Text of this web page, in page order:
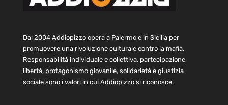
Dal 2004 Addiopizzo opera a Palermo e in Sicilia per
promuovere una rivoluzione culturale contro la mafia.
Responsabilità individuale e collettiva, partecipazione,
libertà, protagonismo giovanile, solidarietà e giustizia
sociale sono i valori in cui Addiopizzo si riconosce.